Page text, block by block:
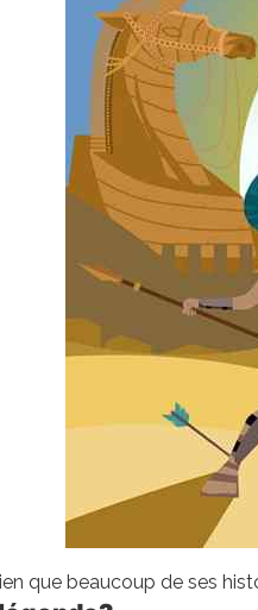
que beaucoup de ses